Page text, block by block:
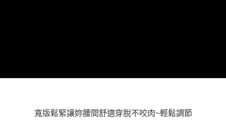
寬版鬆緊讓妳腰間舒適穿脫不咬肉~輕鬆調節